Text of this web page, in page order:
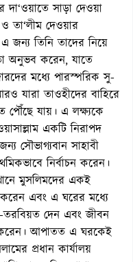
দা‘ওয়াতে সাড়া দেওয়া
তা‘লীম দেওয়ার
জন্য তিনি তাদের নিয়ে
অনুভব করেন, যাতে
মধ্যে পারস্পরিক সু-
যারা তাওহীদের বাহিরে
পৌঁছে যায়। এ লক্ষ্যকে
একটি নিরাপদ
সৌভাগ্যবান সাহাবী
নির্বাচন করেন।
মুসলিমদের একই
এবং এ ঘরের মধ্যে
তরবিয়ত দেন এবং জীবন
করেন। আপাতত এ ঘরকেই
প্রধান কার্যালয়